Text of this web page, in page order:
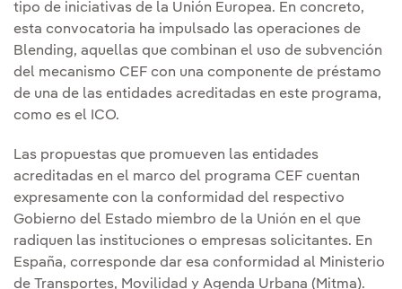
tipo de iniciativas de la Unión Europea. En concreto,
esta convocatoria ha impulsado las operaciones de
Blending, aquellas que combinan el uso de subvención
del mecanismo CEF con una componente de préstamo
de una de las entidades acreditadas en este programa,
como es el ICO.
Las propuestas que promueven las entidades
acreditadas en el marco del programa CEF cuentan
expresamente con la conformidad del respectivo
Gobierno del Estado miembro de la Unión en el que
radiquen las instituciones o empresas solicitantes. En
España, corresponde dar esa conformidad al Ministerio
de Transportes, Movilidad y Agenda Urbana (Mitma).